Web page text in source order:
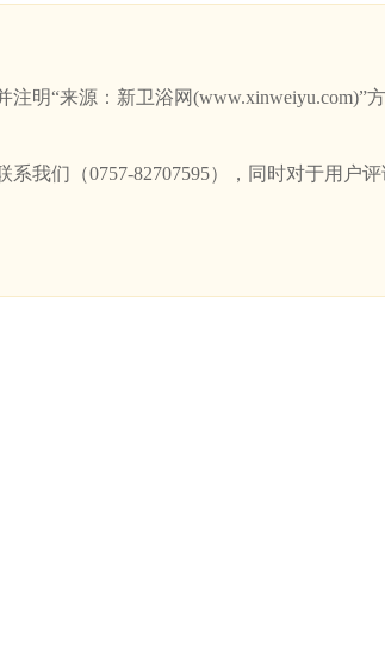
明“来源：新卫浴网(www.xinweiyu.com)”
我们（0757-82707595），同时对于用户